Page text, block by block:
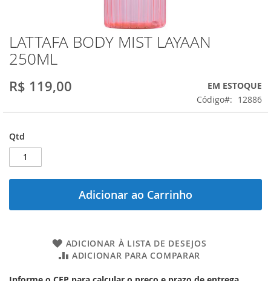
Saltar
para
o
da
de
LATTAFA BODY MIST LAYAAN
250ML
R$ 119,00
EM ESTOQUE
Código
12886
Qtd
Adicionar ao Carrinho
ADICIONAR À LISTA DE DESEJOS
ADICIONAR PARA COMPARAR